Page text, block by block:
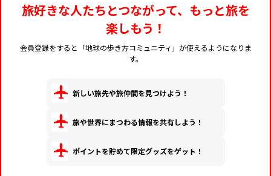
旅好きな人たちとつながって、もっと旅を
楽しもう！
会員登録をすると「地球の歩き方コミュニティ」が使えるようになりま
す。
新しい旅先や旅仲間を見つけよう！
旅や世界にまつわる情報を共有しよう！
ポイントを貯めて限定グッズをゲット！